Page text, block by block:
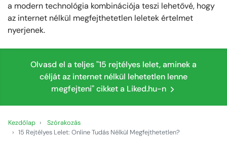
a modern technológia kombinációja teszi lehetővé, hogy
az internet nélkül megfejthetetlen leletek értelmet
nyerjenek.
Olvasd el a teljes "15 rejtélyes lelet, aminek a
célját az internet nélkül lehetetlen lenne
megfejteni" cikket a Liked.hu-n
Kezdőlap
Szórakozás
15 Rejtélyes Lelet: Online Tudás Nélkül Megfejthetetlen?